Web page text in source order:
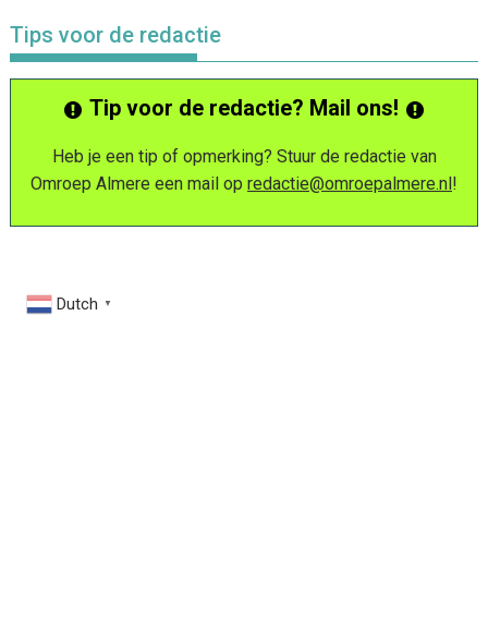
Tips voor de redactie
Tip voor de redactie? Mail ons!
Heb je een tip of opmerking? Stuur de redactie van
Omroep Almere een mail op redactie@omroepalmere.nl!
Dutch ▼